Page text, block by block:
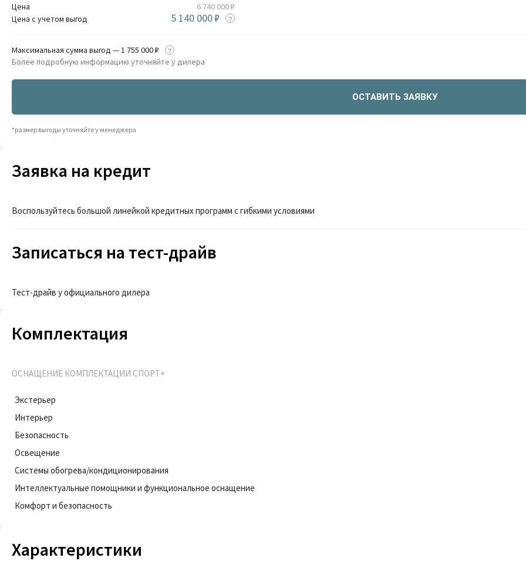
Цена
6 740 000 ₽
Цена с учетом выгод
5 140 000 ₽
Максимальная сумма выгод — 1 755 000 ₽
Более подробную информацию уточняйте у дилера
ОСТАВИТЬ ЗАЯВКУ
*размер выгоды уточняйте у менеджера
Заявка на кредит
Воспользуйтесь большой линейкой кредитных программ с гибкими условиями
Записаться на тест-драйв
Тест-драйв у официального дилера
Комплектация
ОСНАЩЕНИЕ КОМПЛЕКТАЦИИ СПОРТ+
Экстерьер
Интерьер
Безопасность
Освещение
Системы обогрева/кондиционирования
Интеллектуальные помощники и функциональное оснащение
Комфорт и безопасность
Характеристики